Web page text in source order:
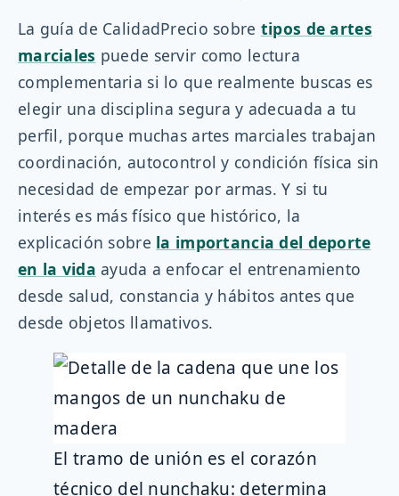
La guía de CalidadPrecio sobre tipos de artes
marciales puede servir como lectura
complementaria si lo que realmente buscas es
elegir una disciplina segura y adecuada a tu
perfil, porque muchas artes marciales trabajan
coordinación, autocontrol y condición física sin
necesidad de empezar por armas. Y si tu
interés es más físico que histórico, la
explicación sobre la importancia del deporte
en la vida ayuda a enfocar el entrenamiento
desde salud, constancia y hábitos antes que
desde objetos llamativos.
El tramo de unión es el corazón
técnico del nunchaku: determina